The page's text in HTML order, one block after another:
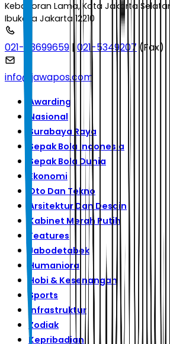
Kebayoran Lama, Kota Jakarta
Ibukota Jakarta 12210
021-53699659 |021-5349207 (Fax)
info@jawapos.com
Awarding
Nasional
Surabaya Raya
Sepak Bola Indonesia
Sepak Bola Dunia
Ekonomi
Oto Dan Tekno
Arsitektur Dan Desain
Kabinet Merah Putih
Features
Jabodetabek
Humaniora
Hobi & Kesenangan
Sports
Infrastruktur
Zodiak
Kepribadian